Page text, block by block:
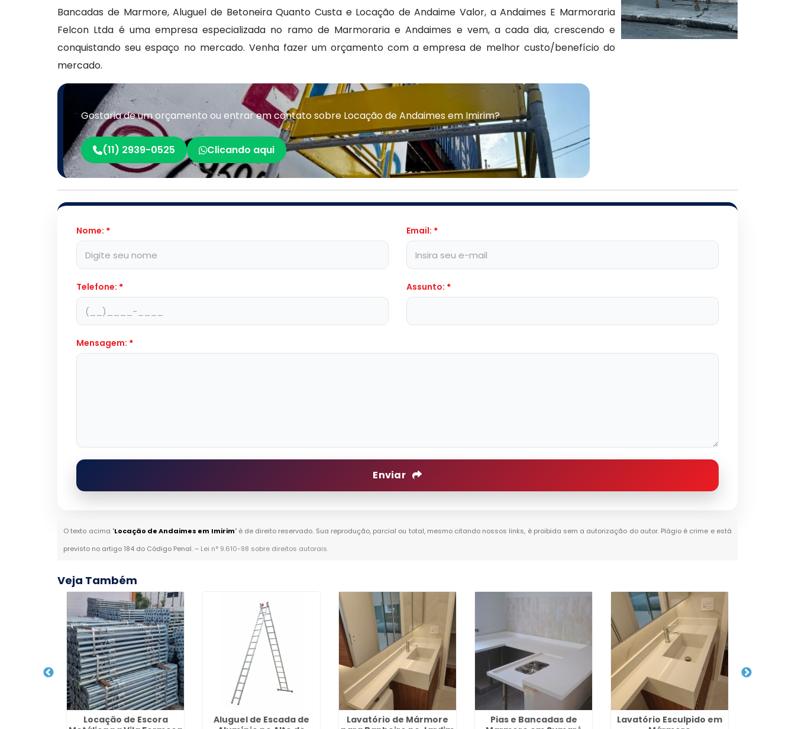
Bancadas de Marmore, Aluguel de Betoneira Quanto Custa e Locação de Andaime Valor, a Andaimes E Marmoraria
Felcon Ltda é uma empresa especializada no ramo de Marmoraria e Andaimes e vem, a cada dia, crescendo e
conquistando seu espaço no mercado. Venha fazer um orçamento com a empresa de melhor custo/benefício do
mercado.
Gostaria de um orçamento ou entrar em contato sobre Locação de Andaimes em Imirim?
(11) 2939-0525 Clicando aqui
Nome: * Email: *
Telefone: * Assunto: *
Mensagem: *
Enviar
O texto acima "Locação de Andaimes em Imirim" é de direito reservado. Sua reprodução, parcial ou total, mesmo citando nossos links, é proibida sem a autorização do autor. Plágio é crime e está
previsto no artigo 184 do Código Penal. – Lei n° 9.610-98 sobre direitos autorais.
Veja Também
Locação de Escora
Aluguel de Escada de
Lavatório de Mármore
Pias e Bancadas de
Lavatório Esculpido em